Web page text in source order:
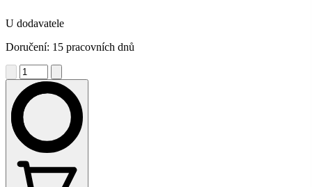
U dodavatele
Doručení: 15 pracovních dnů